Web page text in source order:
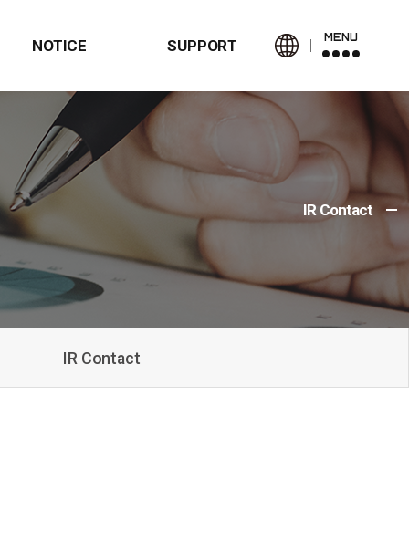
NOTICE SUPPORT MENU
IR Contact
IR Contact